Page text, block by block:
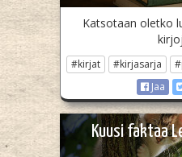
Katsotaan oletko
#kirjat #kirjasarja
Jaa
Kuusi faktaa